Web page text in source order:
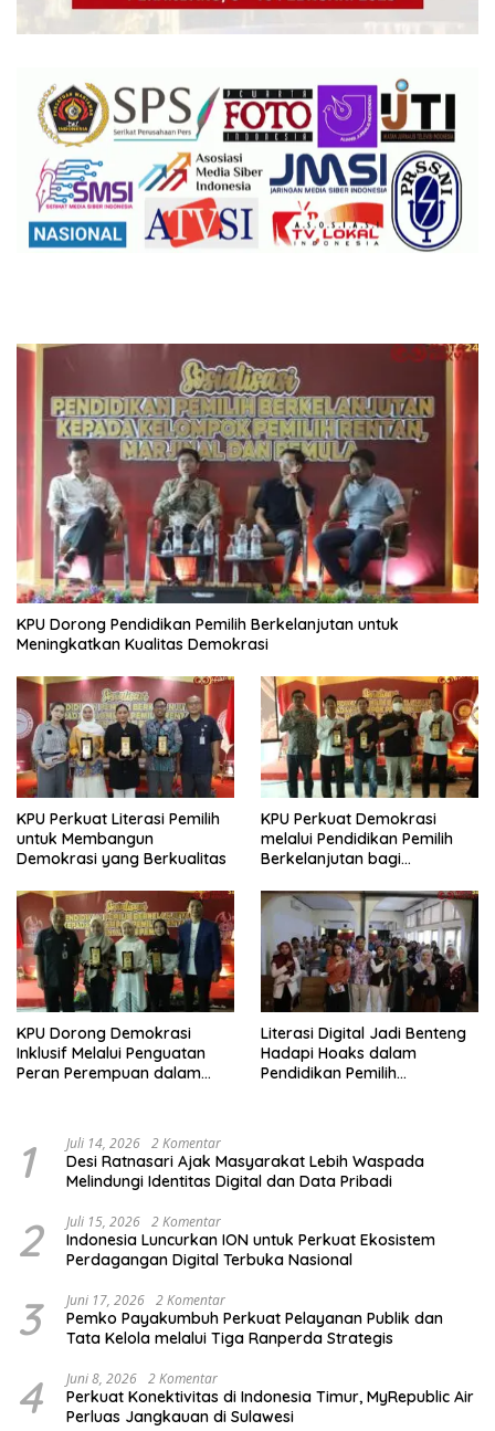
KPU Dorong Pendidikan Pemilih Berkelanjutan untuk
Meningkatkan Kualitas Demokrasi
KPU Perkuat Literasi Pemilih
untuk Membangun
Demokrasi yang Berkualitas
KPU Perkuat Demokrasi
melalui Pendidikan Pemilih
Berkelanjutan bagi
dan Pemula
KPU Dorong Demokrasi
Inklusif Melalui Penguatan
Peran Perempuan dalam
Literasi Digital Jadi Benteng
Hadapi Hoaks dalam
Pendidikan Pemilih
1 Juli 14, 2026 2 Komentar
Desi Ratnasari Ajak Masyarakat Lebih Waspada
Melindungi Identitas Digital dan Data Pribadi
2 Juli 15, 2026 2 Komentar
Indonesia Luncurkan ION untuk Perkuat Ekosistem
Perdagangan Digital Terbuka Nasional
3 Juni 17, 2026 2 Komentar
Pemko Payakumbuh Perkuat Pelayanan Publik dan
Tata Kelola melalui Tiga Ranperda Strategis
4 Juni 8, 2026 2 Komentar
Perkuat Konektivitas di Indonesia Timur, MyRepublic Air
Perluas Jangkauan di Sulawesi